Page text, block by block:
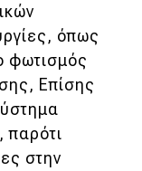
όπως
φωτισμός
Επίσης
στην